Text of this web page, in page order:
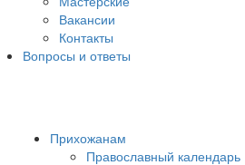
Вакансии
Контакты
Вопросы и ответы
Прихожанам
Православный календарь